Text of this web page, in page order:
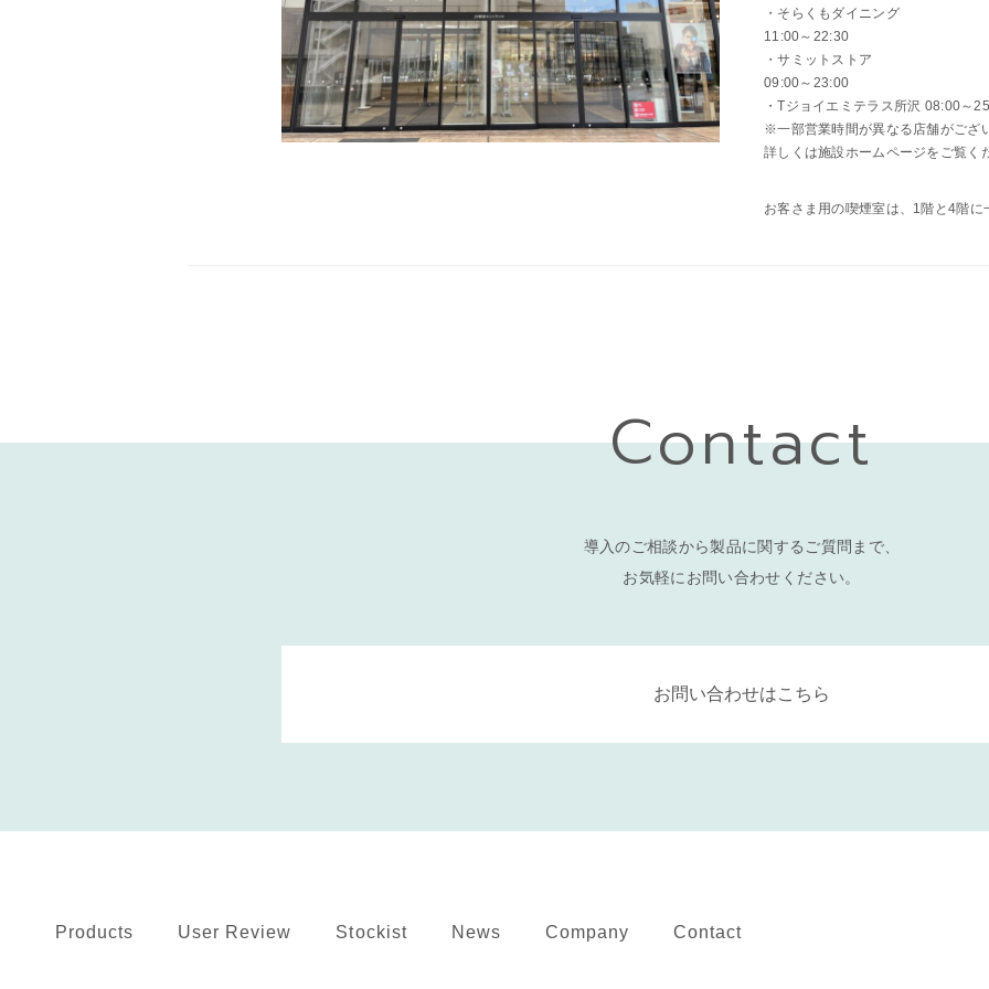
・そらくもダイニング
11:00～22:30
・サミットストア
09:00～23:00
・Tジョイエミテラス所沢 08:00～
※一部営業時間が異なる店舗がござ
詳しくは施設ホームページをご覧く
お客さま用の喫煙室は、1階と4階に
Contact
導入のご相談から製品に関するご質問まで、
お気軽にお問い合わせください。
お問い合わせはこちら
Products User Review Stockist News Company Contact